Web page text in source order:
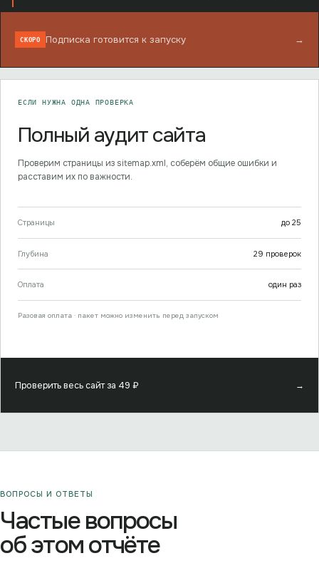
СКОРО Подписка готовится к запуску →
ЕСЛИ НУЖНА ОДНА ПРОВЕРКА
Полный аудит сайта
Проверим страницы из sitemap.xml, соберём общие ошибки и
расставим их по важности.
Страницы до 25
Глубина 29 проверок
Оплата один раз
Разовая оплата · пакет можно изменить перед запуском
Проверить весь сайт за 49 ₽ →
ВОПРОСЫ И ОТВЕТЫ
Частые вопросы
об этом отчёте